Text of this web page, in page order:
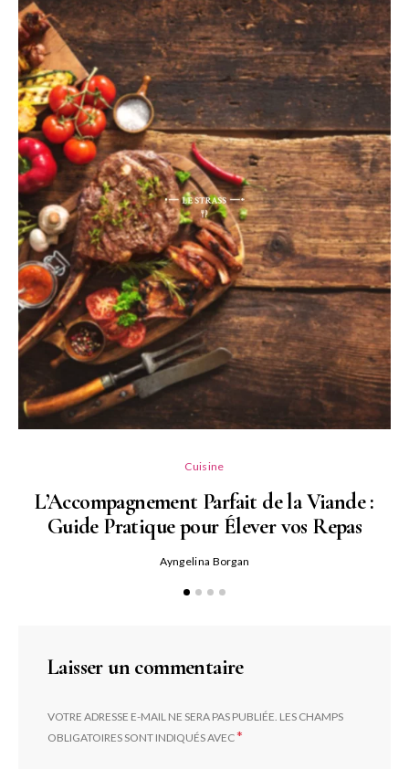
Cuisine
L’Accompagnement Parfait de la Viande :
Guide Pratique pour Élever vos Repas
Ayngelina Borgan
Laisser un commentaire
VOTRE ADRESSE E-MAIL NE SERA PAS PUBLIÉE. LES CHAMPS
OBLIGATOIRES SONT INDIQUÉS AVEC*